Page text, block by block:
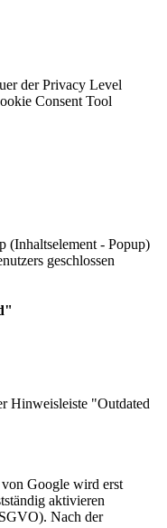
der Privacy Level
Consent Tool
(Inhaltselement - Popup)
geschlossen
Hinweisleiste "Outdated
Google wird erst
aktivieren
Nach der